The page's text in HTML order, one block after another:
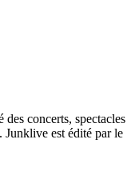
concerts, spectacles
est édité par le